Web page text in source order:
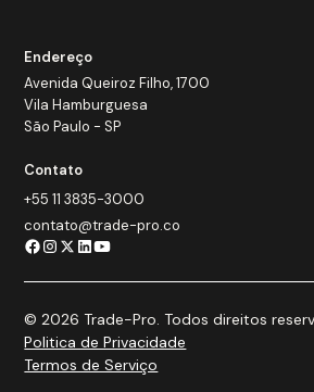
Endereço
Avenida Queiroz Filho, 1700
Vila Hamburguesa
São Paulo - SP
Contato
+55 11 3835-3000
contato@trade-pro.co
© 2026 Trade-Pro. Todos direitos
Politica de Privacidade
Termos de Serviço